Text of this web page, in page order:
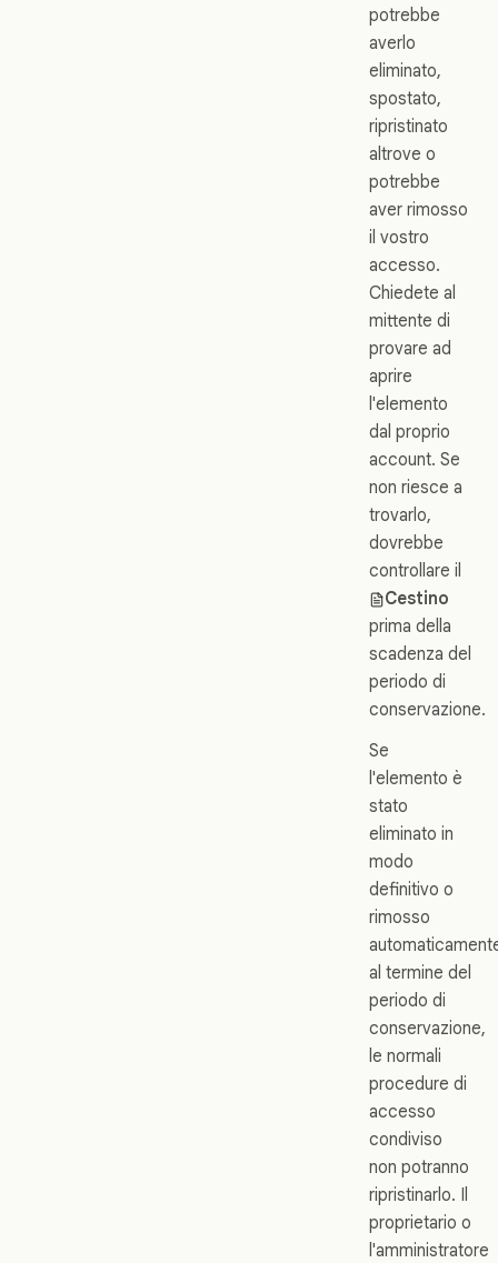
potrebbe
averlo
eliminato,
spostato,
ripristinato
altrove o
potrebbe
aver rimosso
il vostro
accesso.
Chiedete al
mittente di
provare ad
aprire
l'elemento
dal proprio
account. Se
non riesce a
trovarlo,
dovrebbe
controllare il
Cestino
prima della
scadenza del
periodo di
conservazione.
Se
l'elemento è
stato
eliminato in
modo
definitivo o
rimosso
al termine del
periodo di
conservazione,
le normali
procedure di
accesso
condiviso
non potranno
ripristinarlo. Il
proprietario o
l'amministratore